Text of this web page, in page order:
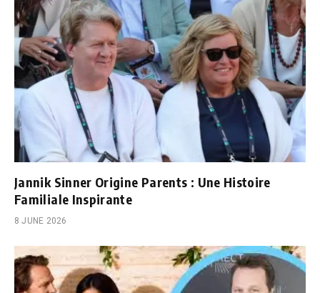
Jannik Sinner Origine Parents : Une Histoire
Familiale Inspirante
8 JUNE 2026